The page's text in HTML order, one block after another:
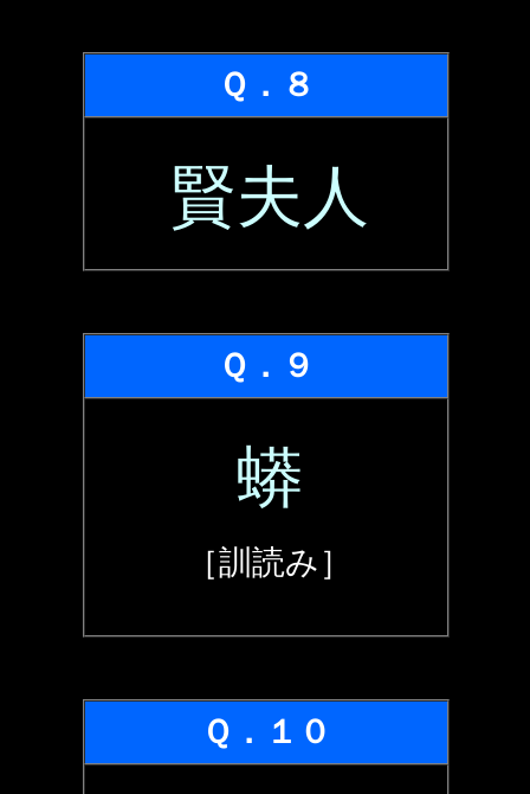
Ｑ．８
賢夫人
Ｑ．９
蟒
［訓読み］
Ｑ．１０